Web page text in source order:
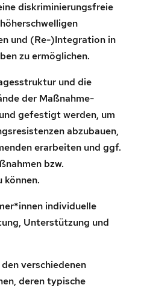
diskriminierungsfreie
und (Re-)Integration in
zu ermöglichen.
und die
der Maßnahme-
gefestigt werden, um
abzubauen,
erarbeiten und ggf.
bzw.
individuelle
Unterstützung und
verschiedenen
deren typische